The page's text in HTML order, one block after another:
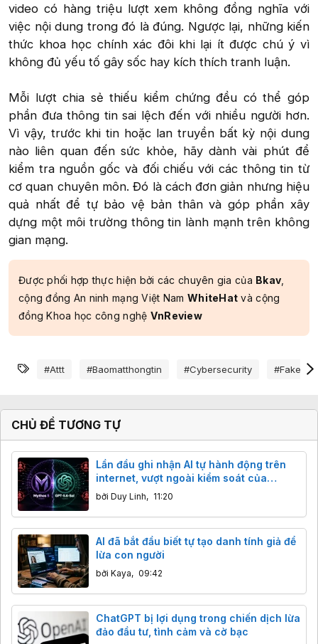
video có hàng triệu lượt xem không đồng nghĩa với
việc nội dung trong đó là đúng. Ngược lại, những kiến
thức khoa học chính xác đôi khi lại ít được chú ý vì
không đủ yếu tố gây sốc hay kích thích tranh luận.
Mỗi lượt chia sẻ thiếu kiểm chứng đều có thể góp
phần đưa thông tin sai lệch đến với nhiều người hơn.
Vì vậy, trước khi tin hoặc lan truyền bất kỳ nội dung
nào liên quan đến sức khỏe, hãy dành vài phút để
kiểm tra nguồn gốc và đối chiếu với các thông tin từ
cơ quan chuyên môn. Đó là cách đơn giản nhưng hiệu
quả nhất để tự bảo vệ bản thân và góp phần xây
dựng một môi trường thông tin lành mạnh trên không
gian mạng.​
Được phối hợp thực hiện bởi các chuyên gia của Bkav
cộng đồng An ninh mạng Việt Nam WhiteHat và cộng
đồng Khoa học công nghệ VnReview
Từ khóa
#attt #baomatthongtin #cybersecurity
CHỦ ĐỀ TƯƠNG TỰ
Lần đầu ghi nhận AI tự hành động trên
internet, vượt ngoài kiểm soát của
chuyên gia
bởi Duy Linh, 11:20
AI đã bắt đầu biết tự tạo danh tính giả để
lừa con người
bởi Kaya, 09:42
ChatGPT bị lợi dụng trong chiến dịch lừa
đảo đầu tư, tình cảm và cờ bạc